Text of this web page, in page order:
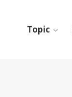
Topic